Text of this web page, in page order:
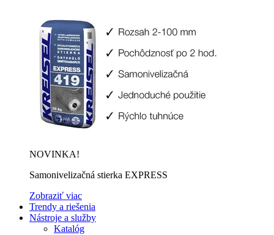
NOVINKA!
Samonivelizačná stierka EXPRESS
Zobraziť viac
Trendy a riešenia
Nástroje a služby
Katalóg